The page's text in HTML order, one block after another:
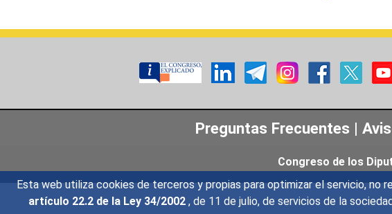
Esta web utiliza cookies de terceros y propias para optimizar el servicio, no
artículo 22.2 de la Ley 34/2002 , de 11 de julio, de servicios de la
Preguntas Frecuentes |
Congreso de los